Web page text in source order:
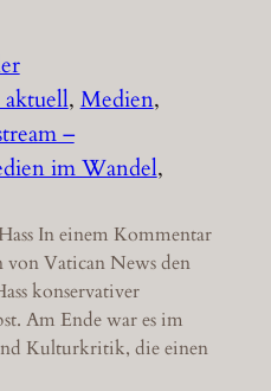
, Medien
–
im Wandel
In einem Kommentar
Vatican News den
konservativer
Am Ende war es im
Kulturkritik, die einen